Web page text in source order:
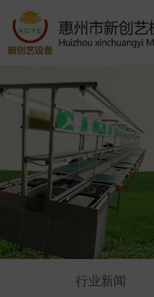
行业新闻